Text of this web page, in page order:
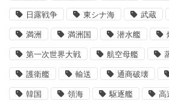
日露戦争 東シナ海 武蔵
満洲 満洲国 潜水艦
第一次世界大戦 航空母艦
護衛艦 輸送 通商破壊
韓国 領海 駆逐艦 高